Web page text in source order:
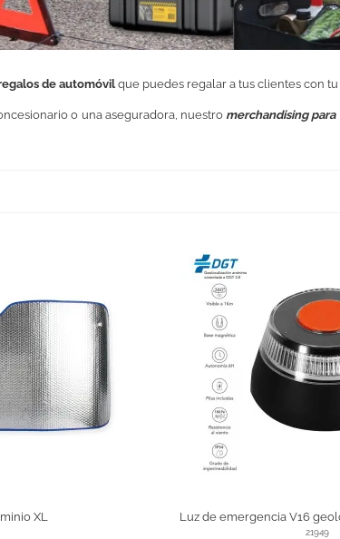
de automóvil que puedes regalar a tus clientes con tu
o una aseguradora, nuestro merchandising para
XL Luz de emergencia V16
21949